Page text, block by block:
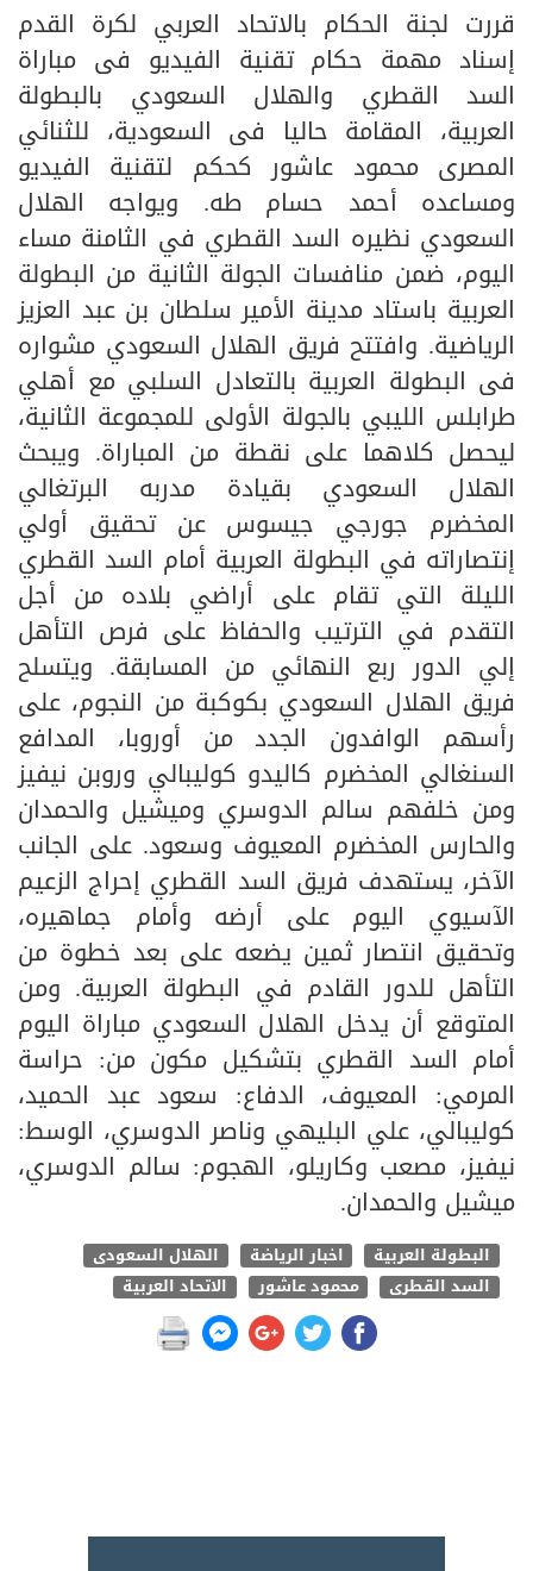
قررت لجنة الحكام بالاتحاد العربي لكرة القدم
إسناد مهمة حكام تقنية الفيديو فى مباراة
السد القطري والهلال السعودي بالبطولة
العربية، المقامة حاليا فى السعودية، للثنائي
المصرى محمود عاشور كحكم لتقنية الفيديو
ومساعده أحمد حسام طه. ويواجه الهلال
السعودي نظيره السد القطري في الثامنة مساء
اليوم، ضمن منافسات الجولة الثانية من البطولة
العربية باستاد مدينة الأمير سلطان بن عبد العزيز
الرياضية. وافتتح فريق الهلال السعودي مشواره
فى البطولة العربية بالتعادل السلبي مع أهلي
طرابلس الليبي بالجولة الأولى للمجموعة الثانية،
ليحصل كلاهما على نقطة من المباراة. ويبحث
الهلال السعودي بقيادة مدربه البرتغالي
المخضرم جورجي جيسوس عن تحقيق أولي
إنتصاراته في البطولة العربية أمام السد القطري
الليلة التي تقام على أراضي بلاده من أجل
التقدم في الترتيب والحفاظ على فرص التأهل
إلي الدور ربع النهائي من المسابقة. ويتسلح
فريق الهلال السعودي بكوكبة من النجوم، على
رأسهم الوافدون الجدد من أوروبا، المدافع
السنغالي المخضرم كاليدو كوليبالي وروبن نيفيز
ومن خلفهم سالم الدوسري وميشيل والحمدان
والحارس المخضرم المعيوف وسعود. على الجانب
الآخر، يستهدف فريق السد القطري إحراج الزعيم
الآسيوي اليوم على أرضه وأمام جماهيره،
وتحقيق انتصار ثمين يضعه على بعد خطوة من
التأهل للدور القادم في البطولة العربية. ومن
المتوقع أن يدخل الهلال السعودي مباراة اليوم
أمام السد القطري بتشكيل مكون من: حراسة
المرمي: المعيوف، الدفاع: سعود عبد الحميد،
كوليبالي، علي البليهي وناصر الدوسري، الوسط:
نيفيز، مصعب وكاريلو، الهجوم: سالم الدوسري،
ميشيل والحمدان.
البطولة العربية اخبار الرياضة
الهلال السعودى
السد القطرى
محمود عاشور الاتحاد العربية